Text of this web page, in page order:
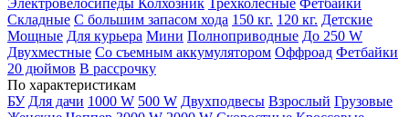
Электровелосипеды Колхозник Трехколесные Фетбайки
Складные С большим запасом хода 150 кг. 120 кг. Детские
Мощные Для курьера Мини Полноприводные До 250 W
Двухместные Со съемным аккумулятором Оффроад Фетбайки
20 дюймов В рассрочку
По характеристикам
БУ Для дачи 1000 W 500 W Двухподвесы Взрослый Грузовые